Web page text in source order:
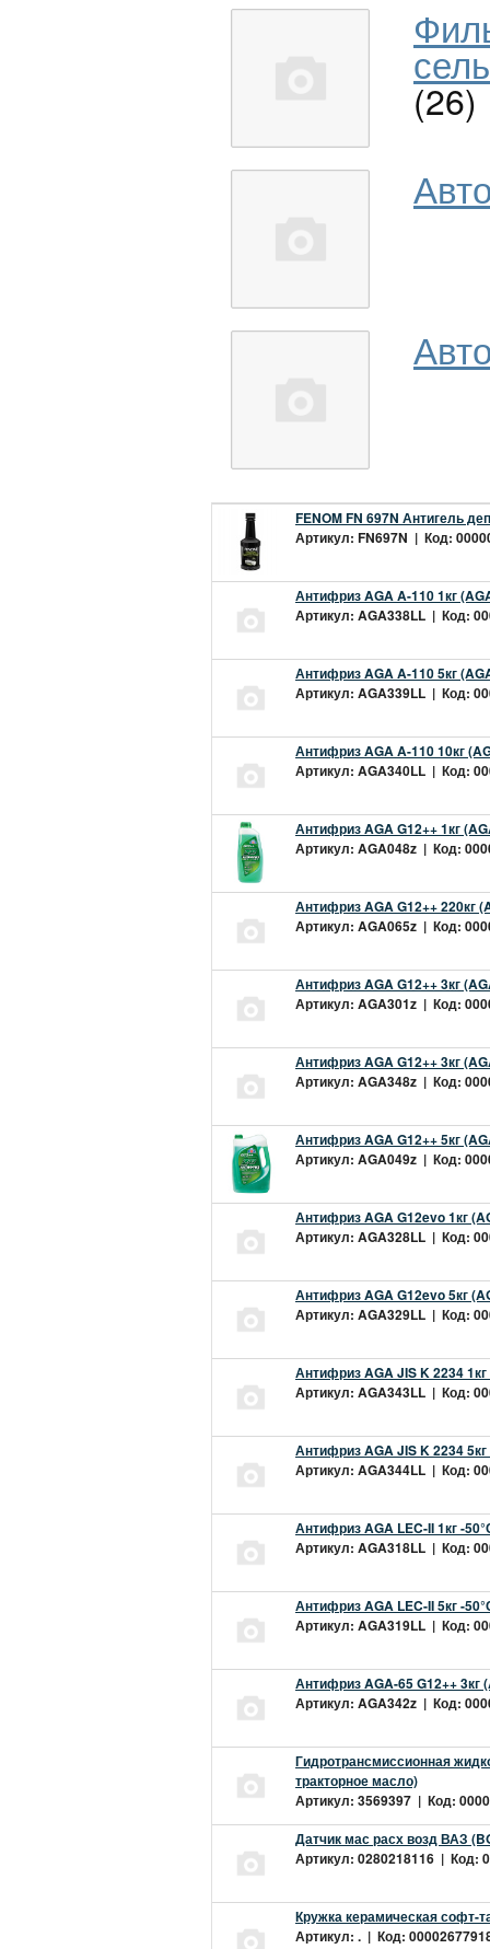
(26)
FENOM FN 697N Антигель
Артикул: FN697N | Код:
Антифриз AGA A-110 1кг
Артикул: AGA338LL | Код:
Антифриз AGA A-110 5кг
Артикул: AGA339LL | Код:
Антифриз AGA A-110 10кг
Артикул: AGA340LL | Код:
Антифриз AGA G12++ 1кг
Артикул: AGA048z | Код:
Антифриз AGA G12++ 220кг
Артикул: AGA065z | Код:
Антифриз AGA G12++ 3кг
Артикул: AGA301z | Код:
Антифриз AGA G12++ 3кг
Артикул: AGA348z | Код:
Антифриз AGA G12++ 5кг
Артикул: AGA049z | Код:
Антифриз AGA G12evo 1кг
Артикул: AGA328LL | Код:
Антифриз AGA G12evo 5кг
Артикул: AGA329LL | Код:
Антифриз AGA JIS K 2234
Артикул: AGA343LL | Код:
Антифриз AGA JIS K 2234
Артикул: AGA344LL | Код:
Антифриз AGA LEC-II 1кг -
Артикул: AGA318LL | Код:
Антифриз AGA LEC-II 5кг -
Артикул: AGA319LL | Код:
Антифриз AGA-65 G12++ 3кг
Артикул: AGA342z | Код:
Гидротрансмиссионная
тракторное масло)
Артикул: 3569397 | Код:
Датчик мас расх возд ВАЗ
Артикул: 0280218116 | Код:
Кружка керамическая софт-
Артикул: . | Код: